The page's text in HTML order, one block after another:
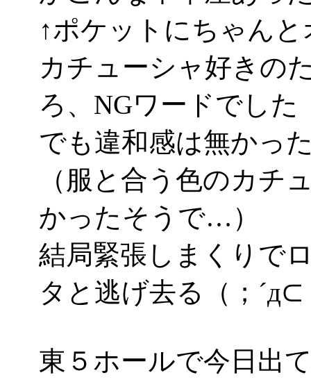
↑ポケットにちゃん
カチューシャ好きの
ろ、NGワードでした
でも違和感は無かっ
（服と合う色のカチ
かったそうで…）
結局緊張しまくりで
タと逃げ去る（；´д⊂
東５ホールで今日出